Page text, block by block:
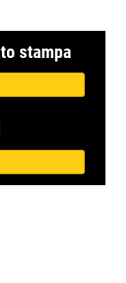
stampa